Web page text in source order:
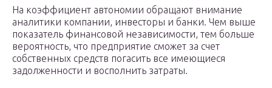
На коэффициент автономии обращают внимание
аналитики компании, инвесторы и банки. Чем выше
показатель финансовой независимости, тем больше
вероятность, что предприятие сможет за счет
собственных средств погасить все имеющиеся
задолженности и восполнить затраты.